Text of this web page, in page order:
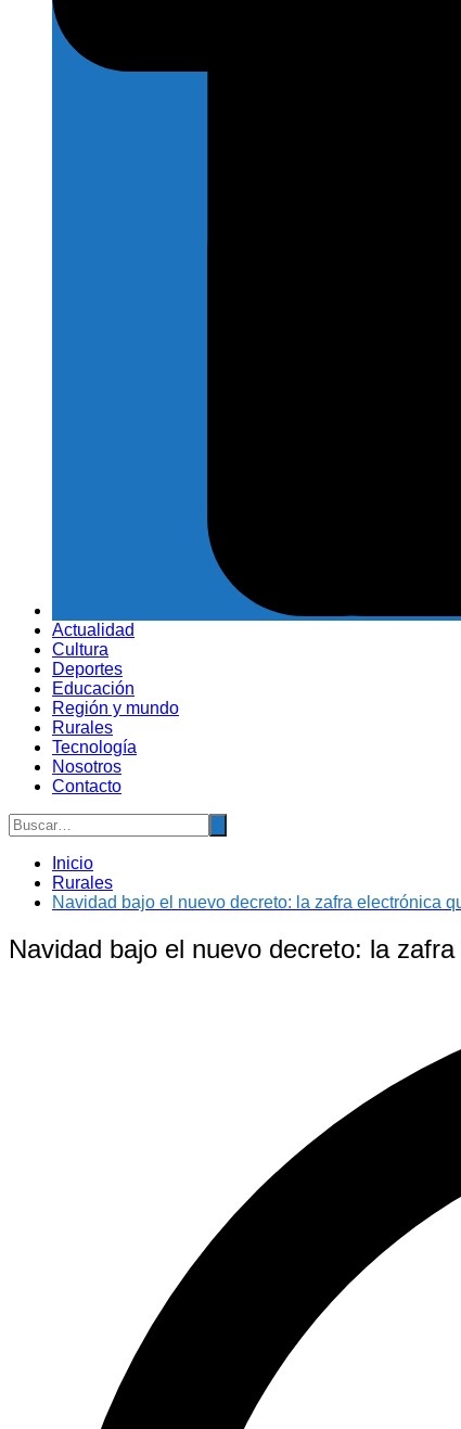
Actualidad
Cultura
Deportes
Educación
Región y mundo
Rurales
Tecnología
Nosotros
Contacto
Inicio
Rurales
Navidad bajo el nuevo decreto: la zafra electrónica
Navidad bajo el nuevo decreto: la